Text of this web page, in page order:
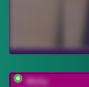
-Molly-